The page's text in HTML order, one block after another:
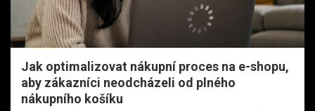
Jak optimalizovat nákupní proces na e-shopu,
aby zákazníci neodcházeli od plného
nákupního košíku